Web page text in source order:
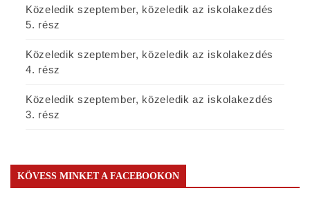
Közeledik szeptember, közeledik az iskolakezdés
5. rész
Közeledik szeptember, közeledik az iskolakezdés
4. rész
Közeledik szeptember, közeledik az iskolakezdés
3. rész
KÖVESS MINKET A FACEBOOKON